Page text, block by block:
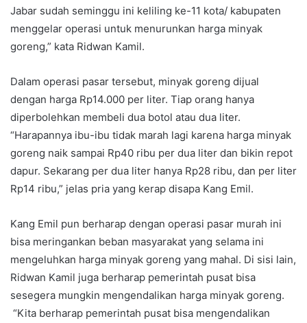
Jabar sudah seminggu ini keliling ke-11 kota/ kabupaten
menggelar operasi untuk menurunkan harga minyak
goreng,” kata Ridwan Kamil.
Dalam operasi pasar tersebut, minyak goreng dijual
dengan harga Rp14.000 per liter. Tiap orang hanya
diperbolehkan membeli dua botol atau dua liter.
“Harapannya ibu-ibu tidak marah lagi karena harga minyak
goreng naik sampai Rp40 ribu per dua liter dan bikin repot
dapur. Sekarang per dua liter hanya Rp28 ribu, dan per liter
Rp14 ribu,” jelas pria yang kerap disapa Kang Emil.
Kang Emil pun berharap dengan operasi pasar murah ini
bisa meringankan beban masyarakat yang selama ini
mengeluhkan harga minyak goreng yang mahal. Di sisi lain,
Ridwan Kamil juga berharap pemerintah pusat bisa
sesegera mungkin mengendalikan harga minyak goreng.
“Kita berharap pemerintah pusat bisa mengendalikan